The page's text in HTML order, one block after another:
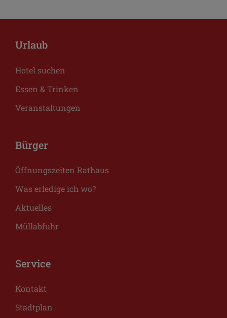
Urlaub
Hotel suchen
Essen & Trinken
Veranstaltungen
Bürger
Öffnungszeiten Rathaus
Was erledige ich wo?
Aktuelles
Müllabfuhr
Service
Kontakt
Stadtplan